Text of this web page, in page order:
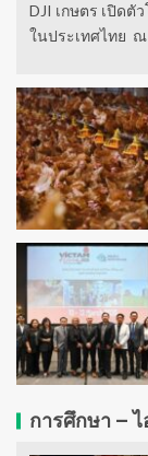
DJI เกษตร เปิดตั
ในประเทศไทย ณ
การศึกษา –